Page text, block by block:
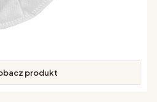
produkt